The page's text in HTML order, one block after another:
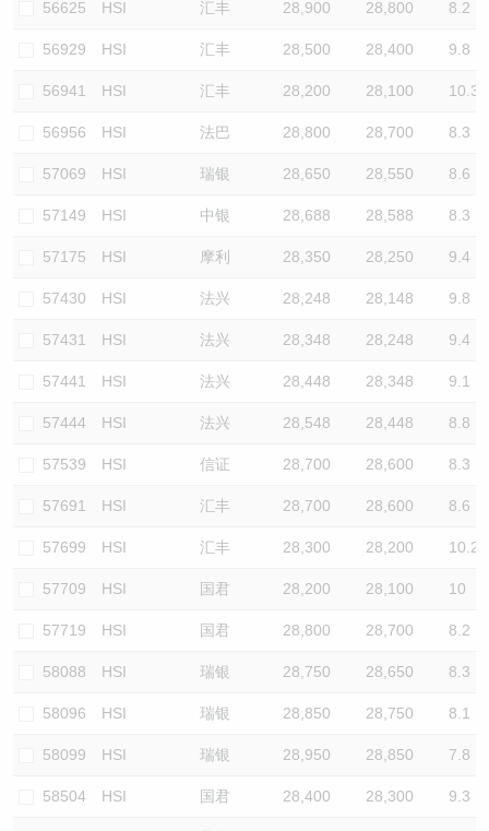
56625 HSI 汇丰 28,900 28,800 8.2
56929 HSI 汇丰 28,500 28,400 9.8
56941 HSI 汇丰 28,200 28,100 10.3
56956 HSI 法巴 28,800 28,700 8.3
57069 HSI 瑞银 28,650 28,550 8.6
57149 HSI 中银 28,688 28,588 8.3
57175 HSI 摩利 28,350 28,250 9.4
57430 HSI 法兴 28,248 28,148 9.8
57431 HSI 法兴 28,348 28,248 9.4
57441 HSI 法兴 28,448 28,348 9.1
57444 HSI 法兴 28,548 28,448 8.8
57539 HSI 信证 28,700 28,600 8.3
57691 HSI 汇丰 28,700 28,600 8.6
57699 HSI 汇丰 28,300 28,200 10.2
57709 HSI 国君 28,200 28,100 10
57719 HSI 国君 28,800 28,700 8.2
58088 HSI 瑞银 28,750 28,650 8.3
58096 HSI 瑞银 28,850 28,750 8.1
58099 HSI 瑞银 28,950 28,850 7.8
58504 HSI 国君 28,400 28,300 9.3